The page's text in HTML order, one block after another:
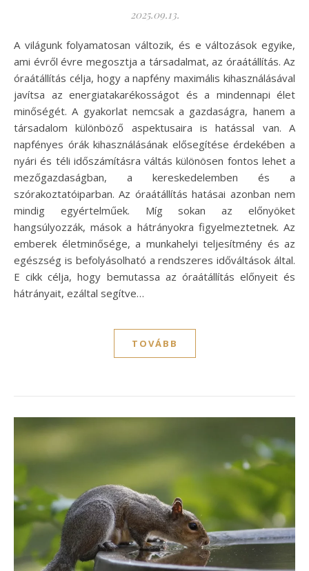
2025.09.13.
A világunk folyamatosan változik, és e változások egyike,
ami évről évre megosztja a társadalmat, az óraátállítás. Az
óraátállítás célja, hogy a napfény maximális kihasználásával
javítsa az energiatakarékosságot és a mindennapi élet
minőségét. A gyakorlat nemcsak a gazdaságra, hanem a
társadalom különböző aspektusaira is hatással van. A
napfényes órák kihasználásának elősegítése érdekében a
nyári és téli időszámításra váltás különösen fontos lehet a
mezőgazdaságban, a kereskedelemben és a
szórakoztatóiparban. Az óraátállítás hatásai azonban nem
mindig egyértelműek. Míg sokan az előnyöket
hangsúlyozzák, mások a hátrányokra figyelmeztetnek. Az
emberek életminősége, a munkahelyi teljesítmény és az
egészség is befolyásolható a rendszeres időváltások által.
E cikk célja, hogy bemutassa az óraátállítás előnyeit és
hátrányait, ezáltal segítve…
TOVÁBB